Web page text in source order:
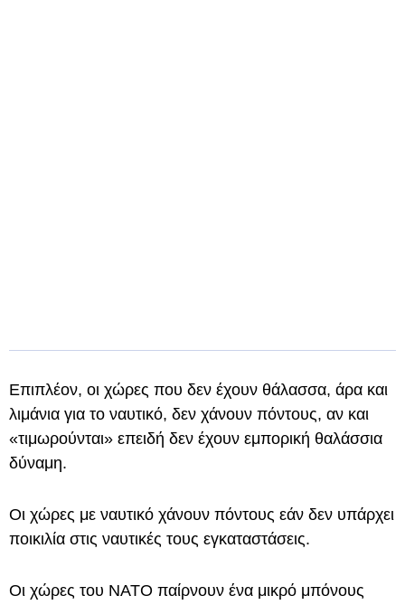
Επιπλέον, οι χώρες που δεν έχουν θάλασσα, άρα και
λιμάνια για το ναυτικό, δεν χάνουν πόντους, αν και
«τιμωρούνται» επειδή δεν έχουν εμπορική θαλάσσια
δύναμη.
Οι χώρες με ναυτικό χάνουν πόντους εάν δεν υπάρχει
ποικιλία στις ναυτικές τους εγκαταστάσεις.
Οι χώρες του ΝΑΤΟ παίρνουν ένα μικρό μπόνους